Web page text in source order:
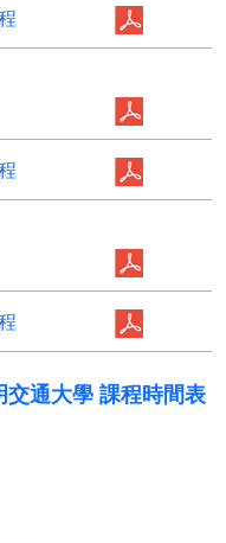
交通大學 課程時間表